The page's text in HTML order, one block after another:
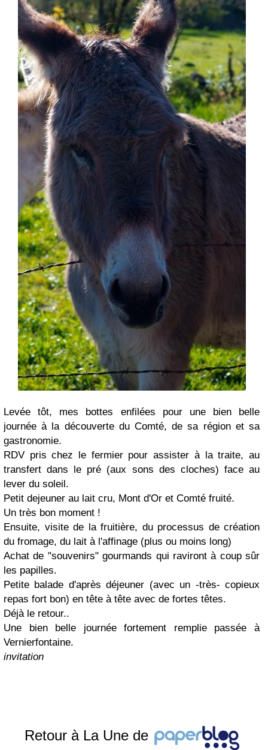
Levée tôt, mes bottes enfilées pour une bien belle
journée à la découverte du Comté, de sa région et sa
gastronomie.
RDV pris chez le fermier pour assister à la traite, au
transfert dans le pré (aux sons des cloches) face au
lever du soleil.
Petit dejeuner au lait cru, Mont d'Or et Comté fruité.
Un très bon moment !
Ensuite, visite de la fruitière, du processus de création
du fromage, du lait à l'affinage (plus ou moins long)
Achat de "souvenirs" gourmands qui raviront à coup sûr
les papilles.
Petite balade d'après déjeuner (avec un -très- copieux
repas fort bon) en tête à tête avec de fortes têtes.
Déjà le retour..
Une bien belle journée fortement remplie passée à
Vernierfontaine.
invitation
Retour à La Une de